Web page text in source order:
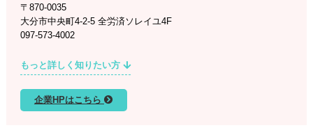
〒870-0035
大分市中央町4-2-5 全労済ソレイユ4F
097-573-4002
もっと詳しく知りたい方
企業HPはこちら